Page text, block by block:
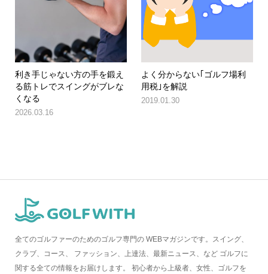
利き手じゃない方の手を鍛え
る筋トレでスイングがブレな
くなる
2026.03.16
よく分からない｢ゴルフ場利
用税｣を解説
2019.01.30
全てのゴルファーのためのゴルフ専門の WEBマガジンです。スイング、
クラブ、コース、 ファッション、上達法、最新ニュース、など ゴルフに
関する全ての情報をお届けします。 初心者から上級者、女性、ゴルフを